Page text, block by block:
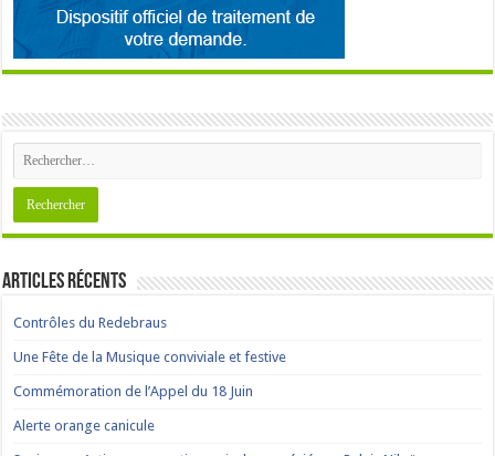
Articles récents
Contrôles du Redebraus
Une Fête de la Musique conviviale et festive
Commémoration de l’Appel du 18 Juin
Alerte orange canicule